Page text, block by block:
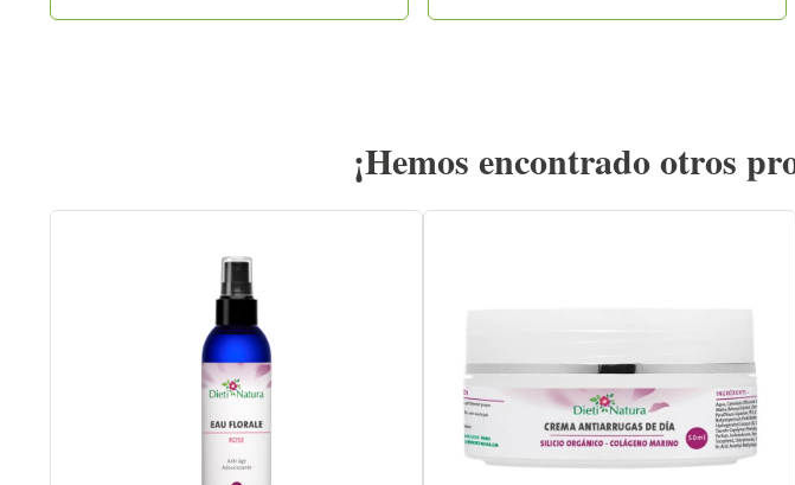
¡Hemos encontrado otros